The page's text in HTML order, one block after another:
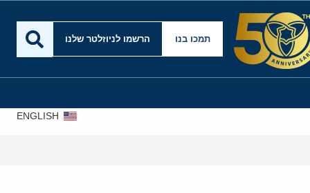
תמכו בנו הרשמו לניוזלטר שלנו
ENGLISH